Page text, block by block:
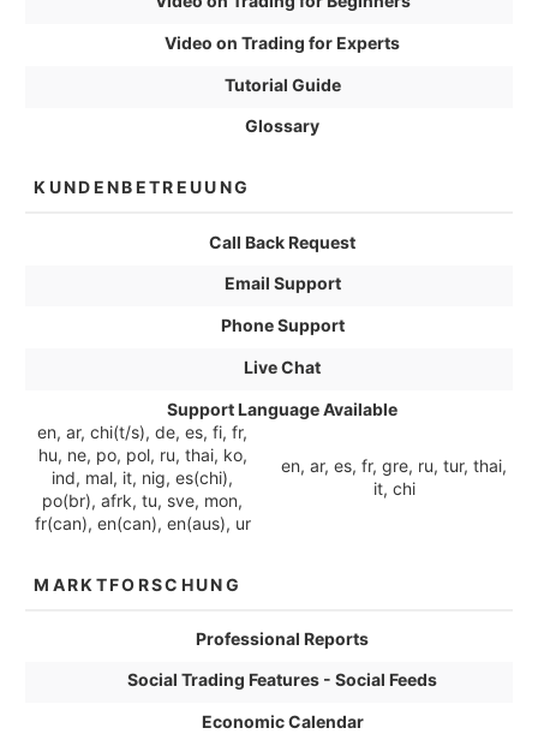
Video on Trading for Experts
Tutorial Guide
Glossary
KUNDENBETREUUNG
Call Back Request
Email Support
Phone Support
Live Chat
Support Language Available
en, ar, chi(t/s), de, es, fi, fr,
hu, ne, po, pol, ru, thai, ko,
ind, mal, it, nig, es(chi),
po(br), afrk, tu, sve, mon,
fr(can), en(can), en(aus), ur
en, ar, es, fr, gre, ru, tur, thai,
it, chi
MARKTFORSCHUNG
Professional Reports
Social Trading Features - Social Feeds
Economic Calendar